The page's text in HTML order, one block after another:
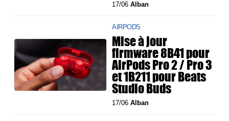
17/06Alban
AIRPODS
Mise à jour
firmware 8B41 pour
AirPods Pro 2 / Pro 3
et 1B211 pour Beats
Studio Buds
17/06Alban